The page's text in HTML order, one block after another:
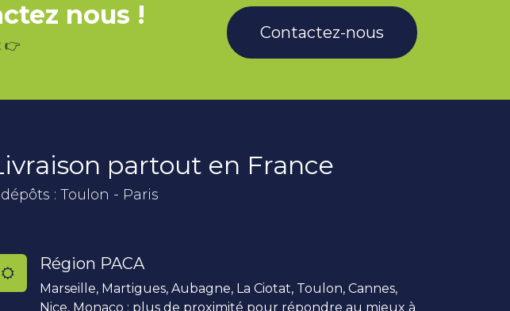
nous !
👉
Contactez-nous
partout en France
: Toulon - Paris
Région PACA
Marseille, Martigues, Aubagne, La Ciotat, Toulon, Cannes,
Nice, Monaco : plus de proximité pour répondre au mieux à